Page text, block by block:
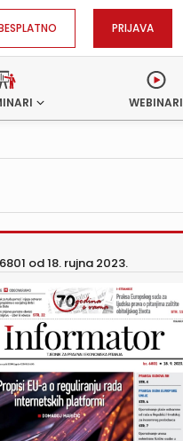
PRIJAVA
WEBINARI
od18. rujna 2023.